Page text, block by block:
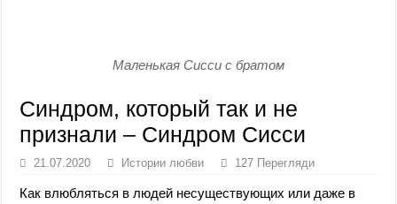
Маленькая Сисси с братом
Синдром, который так и не
признали – Синдром Сисси
21.07.2020 Истории любви 127 Перегляди
Как влюбляться в людей несуществующих или даже в